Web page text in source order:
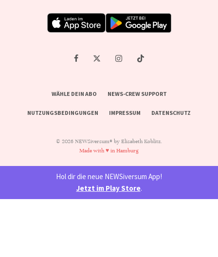
WÄHLE DEIN ABO NEWS-CREW SUPPORT
NUTZUNGSBEDINGUNGEN IMPRESSUM DATENSCHUTZ
© 2026 NEWSiversum® by Elisabeth Koblitz.
Made with ♥ in Hamburg
Hol dir die neue NEWSiversum App!
Jetzt im Play Store.